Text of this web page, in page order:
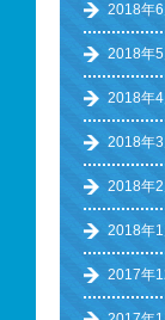
2018年6
2018年5
2018年4
2018年3
2018年2
2018年1
2017年